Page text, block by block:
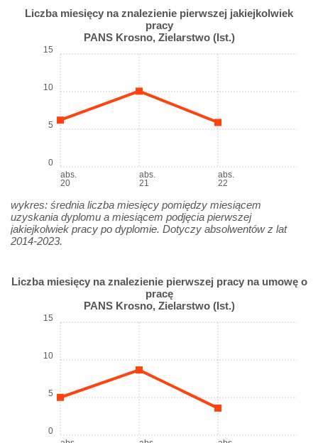
Liczba miesięcy na znalezienie pierwszej jakiejkolwiek
pracy
PANS Krosno, Zielarstwo (Ist.)
abs.
20
abs.
21
abs.
22
0
5
10
15
wykres: średnia liczba miesięcy pomiędzy miesiącem
uzyskania dyplomu a miesiącem podjęcia pierwszej
jakiejkolwiek pracy po dyplomie. Dotyczy absolwentów z lat
2014-2023.
Liczba miesięcy na znalezienie pierwszej pracy na umowę o
pracę
PANS Krosno, Zielarstwo (Ist.)
0
5
10
15